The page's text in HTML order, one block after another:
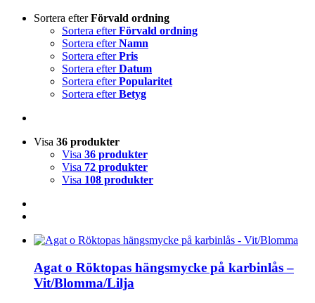
Sortera efterFörvald ordning
Sortera efterFörvald ordning
Sortera efterNamn
Sortera efterPris
Sortera efterDatum
Sortera efterPopularitet
Sortera efterBetyg
Visa 36 produkter
Visa 36 produkter
Visa 72 produkter
Visa 108 produkter
Agat o Röktopas hängsmycke på karbinlås –
Vit/Blomma/Lilja